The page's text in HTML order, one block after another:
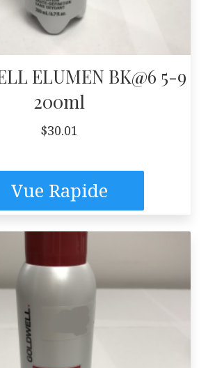
ELUMEN BK@6 5-9
200ml
$30.01
Vue Rapide